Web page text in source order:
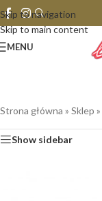
Skip to navigation
Skip to main content
MENU
Strona główna » Sklep »
Show sidebar